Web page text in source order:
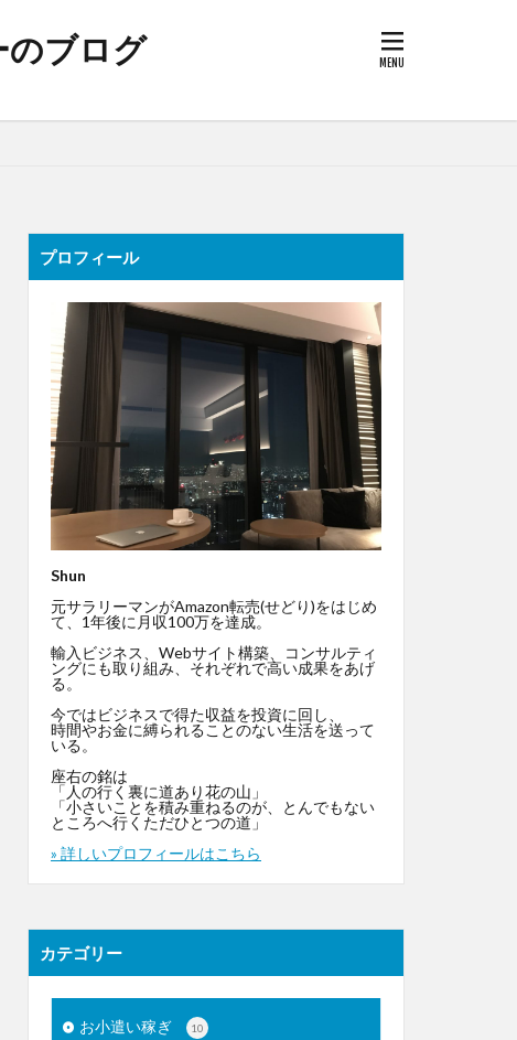
のブログ
プロフィール
Shun
元サラリーマンがAmazon転売(せどり)をはじめ
て、1年後に月収100万を達成。
輸入ビジネス、Webサイト構築、コンサルティ
ングにも取り組み、それぞれで高い成果をあげ
る。
今ではビジネスで得た収益を投資に回し、
時間やお金に縛られることのない生活を送って
いる。
座右の銘は
「人の行く裏に道あり花の山」
「小さいことを積み重ねるのが、とんでもない
ところへ行くただひとつの道」
» 詳しいプロフィールはこちら
カテゴリー
お小遣い稼ぎ 10